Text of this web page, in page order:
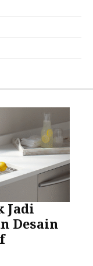
Jadi
Desain